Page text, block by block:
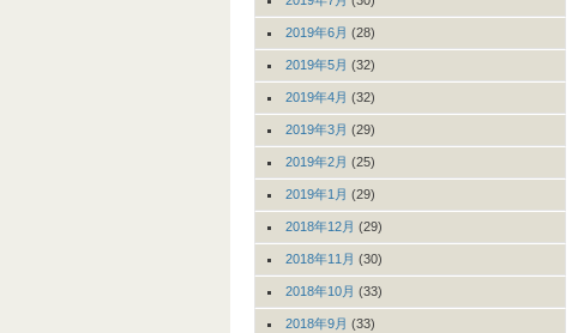
2019年6月 (28)
2019年5月 (32)
2019年4月 (32)
2019年3月 (29)
2019年2月 (25)
2019年1月 (29)
2018年12月 (29)
2018年11月 (30)
2018年10月 (33)
2018年9月 (33)